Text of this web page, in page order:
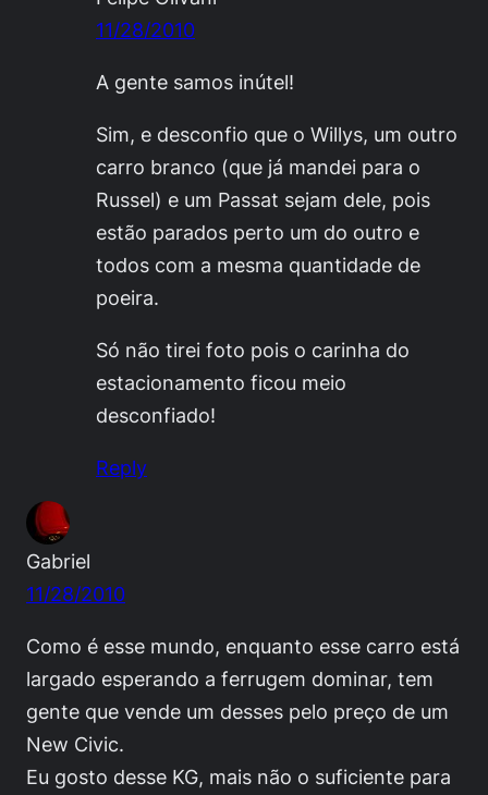
11/28/2010
A gente samos inútel!
Sim, e desconfio que o Willys, um outro
carro branco (que já mandei para o
Russel) e um Passat sejam dele, pois
estão parados perto um do outro e
todos com a mesma quantidade de
poeira.
Só não tirei foto pois o carinha do
estacionamento ficou meio
desconfiado!
Reply
Gabriel
11/28/2010
Como é esse mundo, enquanto esse carro está
largado esperando a ferrugem dominar, tem
gente que vende um desses pelo preço de um
New Civic.
Eu gosto desse KG, mais não o suficiente para